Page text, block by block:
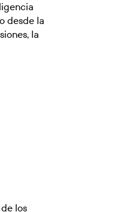
desde la
la
los